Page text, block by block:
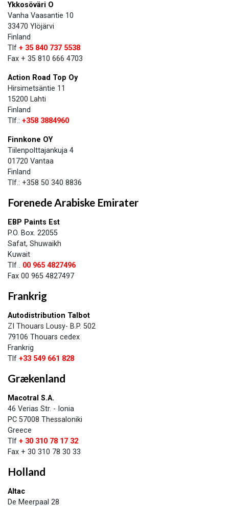
Ykkosöväri O
Vanha Vaasantie 10
33470 Ylöjärvi
Finland
Tlf + 35 840 737 5538
Fax + 35 810 666 4703
Action Road Top Oy
Hirsimetsäntie 11
15200 Lahti
Finland
Tlf.: +358 3884960
Finnkone OY
​Tiilenpolttajankuja 4
​01720 Vantaa
​Finland
Tlf.: +358 ​50 340 8836
Forenede Arabiske Emirater
EBP Paints Est
P.O. Box. 22055
Safat, Shuwaikh
Kuwait
Tlf . 00 965 4827496
Fax 00 965 4827497
Frankrig
Autodistribution Talbot
ZI Thouars Lousy- B.P. 502
79106 Thouars cedex
Frankrig
Tlf +33 549 661 828
Grækenland
Macotral S.A.
46 Verias Str. - Ionia
PC 57008 Thessaloniki
Greece
Tlf + 30 310 78 17 32
Fax + 30 310 78 30 33
Holland
Altac
De Meerpaal 28